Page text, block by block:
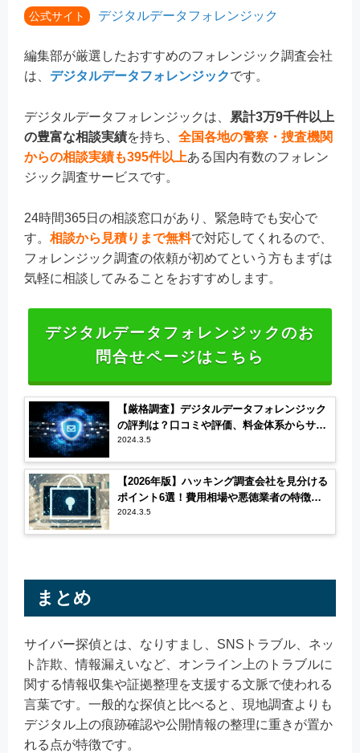
公式サイト デジタルデータフォレンジック
編集部が厳選したおすすめのフォレンジック調査会社
は、 デジタルデータフォレンジックです。
デジタルデータフォレンジックは、
累計3万9千件以上
の豊富な相談実績を持ち、 全国各地の警察・捜査機関
からの相談実績も395件以上ある国内有数のフォレン
ジック調査サービスです。
24時間365日の相談窓口があり、緊急時でも安心で
す。 相談から見積りまで無料で対応してくれるので、
フォレンジック調査の依頼が初めてという方もまずは
気軽に相談してみることをおすすめします。
デジタルデータフォレンジックのお
問合せページはこちら
【厳格調査】デジタルデータフォレンジック
の評判は？口コミや評価、料金体系からサー
ビスを調査
2024.3.5
【2026年版】ハッキング調査会社を見分ける
ポイント6選！費用相場や悪徳業者の特徴も
解説
2024.3.5
まとめ
サイバー探偵とは、なりすまし、SNSトラブル、ネッ
ト詐欺、情報漏えいなど、オンライン上のトラブルに
関する情報収集や証拠整理を支援する文脈で使われる
言葉です。一般的な探偵と比べると、現地調査よりも
デジタル上の痕跡確認や公開情報の整理に重きが置か
れる点が特徴です。